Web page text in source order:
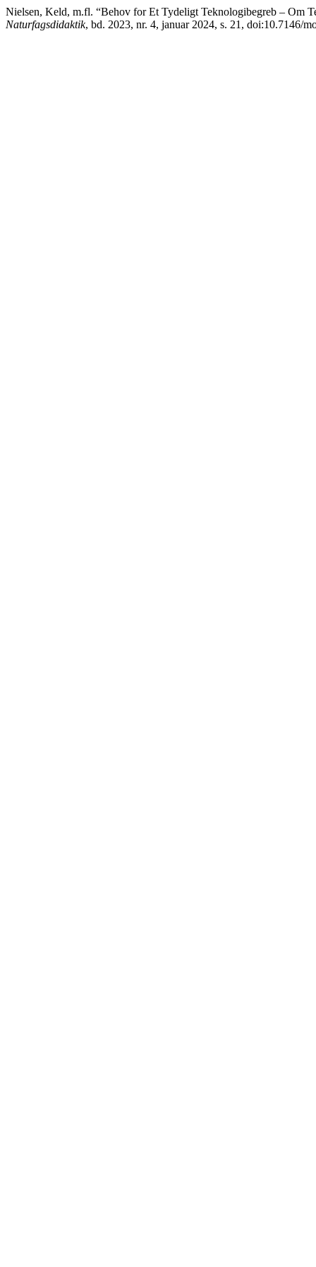
Nielsen, Keld, m.fl. “Behov for Et Tydeligt Teknologibegreb – Om
Naturfagsdidaktik, bd. 2023, nr. 4, januar 2024, s. 21, doi:10.7146/